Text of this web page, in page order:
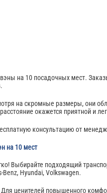
на 10 посадочных мест.
на скромные размеры, они
окажется приятной и
консультацию от
на 10 мест
Выбирайте подходящий
Hyundai, Volkswagen.
Для ценителей повышенного